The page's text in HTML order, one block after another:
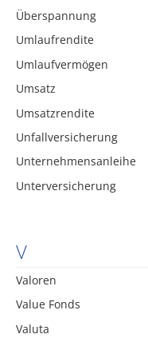
Überspannung
Umlaufrendite
Umlaufvermögen
Umsatz
Umsatzrendite
Unfallversicherung
Unternehmensanleihe
Unterversicherung
V
Valoren
Value Fonds
Valuta